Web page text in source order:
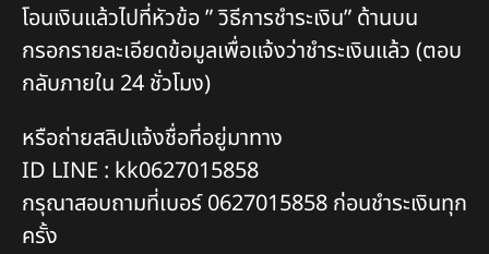
โอนเงินแล้วไปที่หัวข้อ ” วิธีการชำระเงิน” ด้านบน
กรอกรายละเอียดข้อมูลเพื่อแจ้งว่าชำระเงินแล้ว (ตอบ
กลับภายใน 24 ชั่วโมง)
หรือถ่ายสลิปแจ้งชื่อที่อยู่มาทาง
ID LINE : kk0627015858
กรุณาสอบถามที่เบอร์ 0627015858 ก่อนชำระเงินทุก
ครั้ง